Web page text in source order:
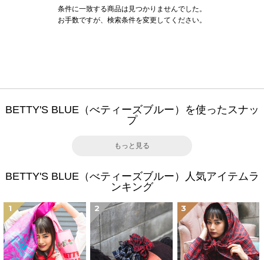
条件に一致する商品は見つかりませんでした。
お手数ですが、検索条件を変更してください。
BETTY'S BLUE（べティーズブルー）を使ったスナッ
プ
もっと見る
BETTY'S BLUE（べティーズブルー）人気アイテムラ
ンキング
1 2 3